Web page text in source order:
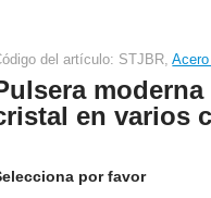
del artículo: STJBR,Acero
en varios
por favor